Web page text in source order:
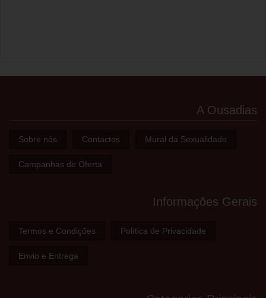
A Ousadias
Sobre nós Contactos Mural da Sexualidade
Campanhas de Oferta
Informações Gerais
Termos e Condições Política de Privacidade
Envio e Entrega